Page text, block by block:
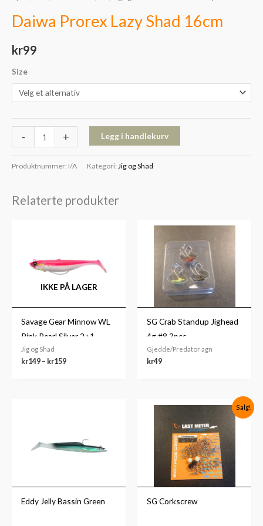
Daiwa Prorex Lazy Shad 16cm
kr99
Size
- + Legg i handlekurv
Produktnummer: I/A Kategori: Jig og Shad
Relaterte produkter
IKKE PÅ LAGER
Savage Gear Minnow WL
Pink Pearl Silver 2+1
Jig og Shad
kr149 – kr159
SG Crab Standup Jighead
4g #8 3pcs
Gjedde/Predator agn
kr49
Eddy Jelly Bassin Green
Salg!
SG Corkscrew
Opprinnelig
var:
kr59.
Nåværende
er:
kr39.